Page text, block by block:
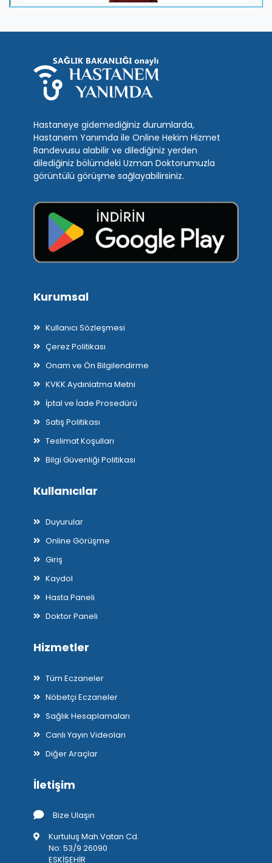
Hastaneye gidemediğiniz durumlarda,
Hastanem Yanımda ile Online Hekim Hizmet
Randevusu alabilir ve dilediğiniz yerden
dilediğiniz bölümdeki Uzman Doktorumuzla
görüntülü görüşme sağlayabilirsiniz.
Kurumsal
Kullanıcı Sözleşmesi
Çerez Politikası
Onam ve Ön Bilgilendirme
KVKK Aydınlatma Metni
İptal ve İade Prosedürü
Satış Politikası
Teslimat Koşulları
Bilgi Güvenliği Politikası
Kullanıcılar
Duyurular
Online Görüşme
Giriş
Kaydol
Hasta Paneli
Doktor Paneli
Hizmetler
Tüm Eczaneler
Nöbetçi Eczaneler
Sağlık Hesaplamaları
Canlı Yayın Videoları
Diğer Araçlar
İletişim
Bize Ulaşın
Kurtuluş Mah.Vatan Cd.
No: 53/9 26090
ESKİŞEHİR